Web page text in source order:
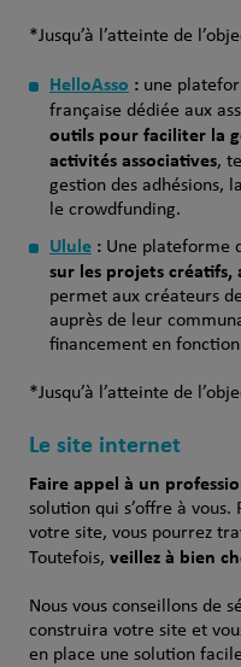
*Jusqu’à l’atteinte de
HelloAsso :une
française dédiée aux
outils pour faciliter la
activités associatives,
gestion des adhésions,
le crowdfunding.
Ulule:Une plateforme
sur les projets
permet aux créateurs
auprès de leur
financement en
*Jusqu’à l’atteinte de
Le site internet
Faire appel à un
solution qui s’offre à vous.
votre site, vous pourrez
Toutefois, veillez à bien
Nous vous conseillons de
construira votre site et
en place une solution